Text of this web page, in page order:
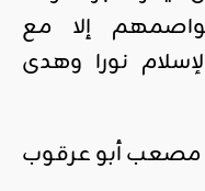
إلا مع
نورا وهدى
مصعب أبو عرقوب